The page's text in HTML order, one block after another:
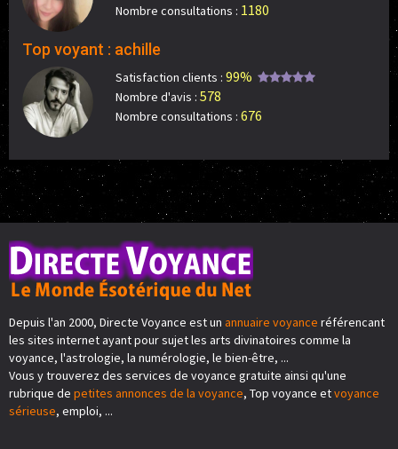
Nombre consultations : 1180
Top voyant : achille
Satisfaction clients : 99%
Nombre d'avis : 578
Nombre consultations : 676
Depuis l'an 2000, Directe Voyance est un annuaire voyance référencant
les sites internet ayant pour sujet les arts divinatoires comme la
voyance, l'astrologie, la numérologie, le bien-être, ...
Vous y trouverez des services de voyance gratuite ainsi qu'une
rubrique de petites annonces de la voyance, Top voyance etvoyance
sérieuse, emploi, ...